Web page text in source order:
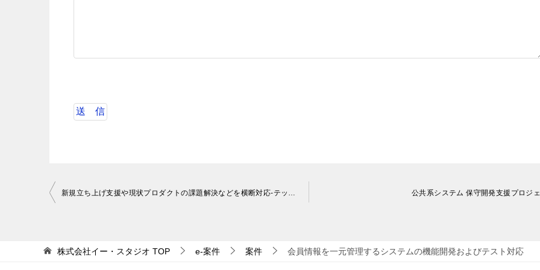
投
ビ
新規立ち上げ支援や現状プロダクトの課題解決などを横断対応-テックリード 公共系システム 保守開発支援プロジ
株式会社イー・スタジオ TOP e-案件 案件 会員情報を一元管理するシステムの機能開発およびテスト対応